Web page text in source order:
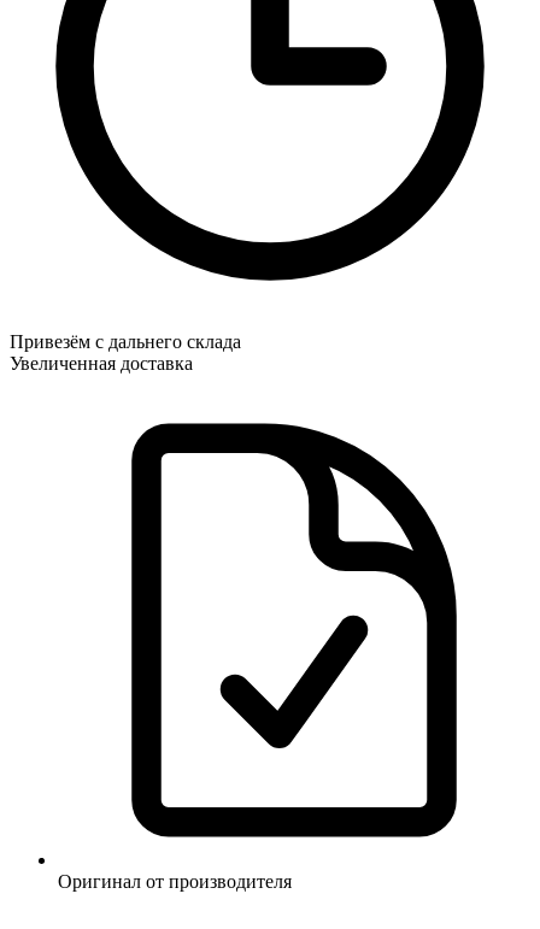
Привезём с дальнего склада
Увеличенная доставка
Оригинал от производителя